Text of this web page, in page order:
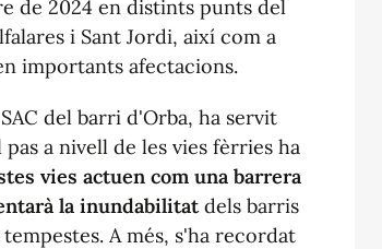
de 2024 en distints punts del
i Sant Jordi, així com a
importants afectacions.
del barri d'Orba, ha servit
a nivell de les vies fèrries ha
vies actuen com una barrera
la inundabilitatdels barris
A més, s'ha recordat